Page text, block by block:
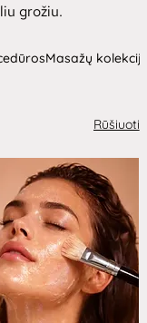
grožiu.
Masažų
Rūšiuoti